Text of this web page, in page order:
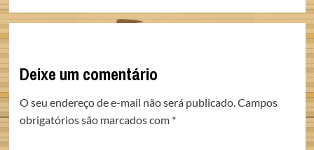
Deixe um comentário
O seu endereço de e-mail não será publicado.Campos
obrigatórios são marcados com *